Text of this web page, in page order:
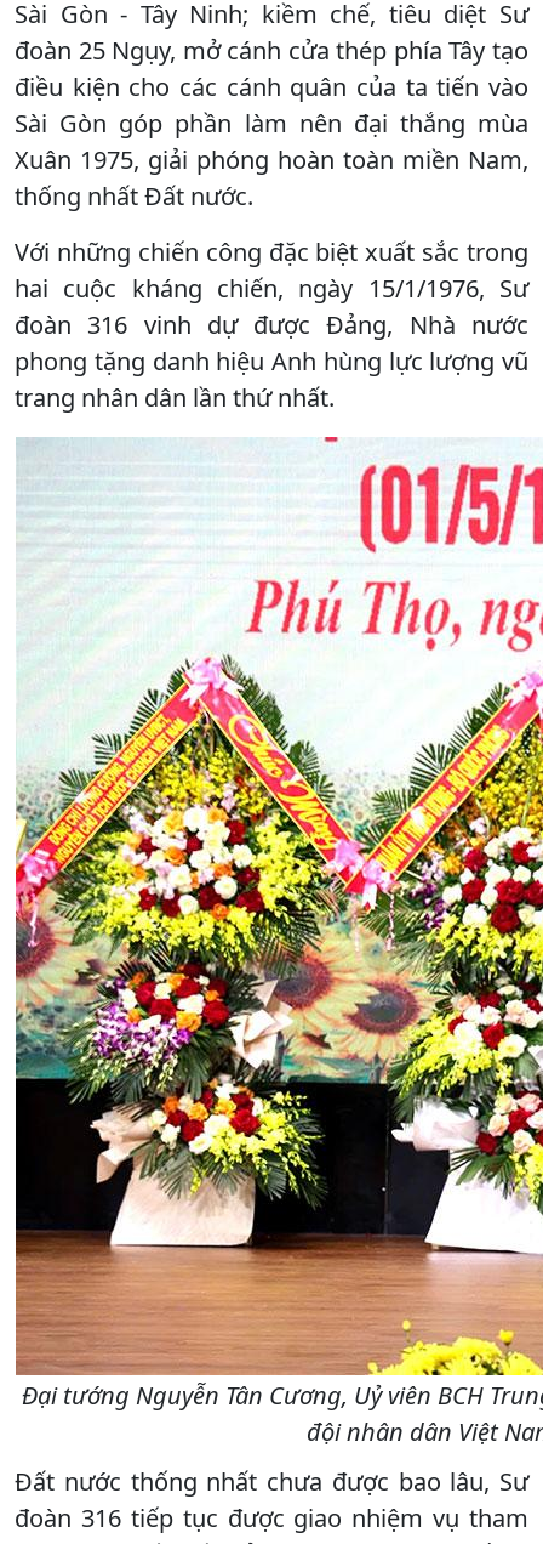
Sài Gòn - Tây Ninh; kiềm chế, tiêu diệt Sư
đoàn 25 Ngụy, mở cánh cửa thép phía Tây tạo
điều kiện cho các cánh quân của ta tiến vào
Sài Gòn góp phần làm nên đại thắng mùa
Xuân 1975, giải phóng hoàn toàn miền Nam,
thống nhất Đất nước.
Với những chiến công đặc biệt xuất sắc trong
hai cuộc kháng chiến, ngày 15/1/1976, Sư
đoàn 316 vinh dự được Đảng, Nhà nước
phong tặng danh hiệu Anh hùng lực lượng vũ
trang nhân dân lần thứ nhất.
Đại tướng Nguyễn Tân Cương, Uỷ viên BCH
đội nhân dân Việt
Đất nước thống nhất chưa được bao lâu, Sư
đoàn 316 tiếp tục được giao nhiệm vụ tham